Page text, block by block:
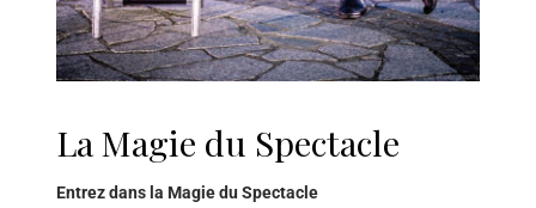
La Magie du Spectacle
Entrez dans la Magie du Spectacle